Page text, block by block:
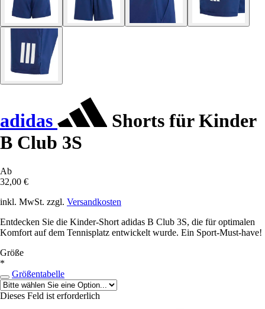
adidas
Shorts für Kinder
B Club 3S
Ab
32,00 €
inkl. MwSt. zzgl. Versandkosten
Entdecken Sie die Kinder-Short adidas B Club 3S, die für optimalen
Komfort auf dem Tennisplatz entwickelt wurde. Ein Sport-Must-have!
Größe
*
Größentabelle
Dieses Feld ist erforderlich